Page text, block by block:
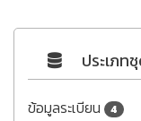
ประเภท
ข้อมูลระเบียน 4